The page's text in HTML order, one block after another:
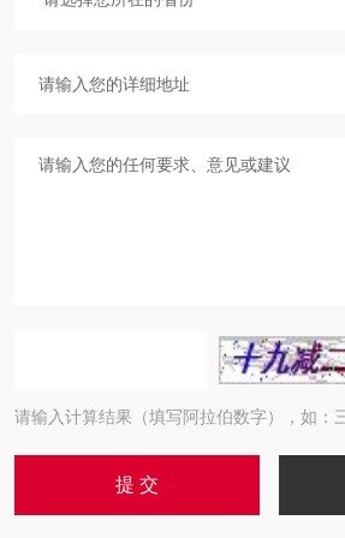
请输入计算结果（填写阿拉伯数字），如：